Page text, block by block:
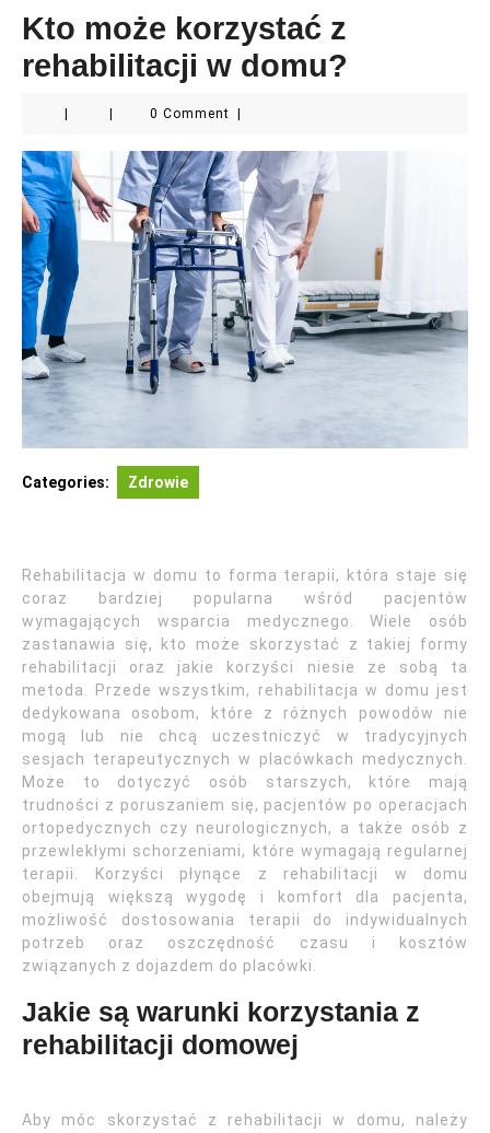
Kto może korzystać z
rehabilitacji w domu?
0 Comment
Categories: Zdrowie
Rehabilitacja w domu to forma terapii, która staje się
coraz bardziej popularna wśród pacjentów
wymagających wsparcia medycznego. Wiele osób
zastanawia się, kto może skorzystać z takiej formy
rehabilitacji oraz jakie korzyści niesie ze sobą ta
metoda. Przede wszystkim, rehabilitacja w domu jest
dedykowana osobom, które z różnych powodów nie
mogą lub nie chcą uczestniczyć w tradycyjnych
sesjach terapeutycznych w placówkach medycznych.
Może to dotyczyć osób starszych, które mają
trudności z poruszaniem się, pacjentów po operacjach
ortopedycznych czy neurologicznych, a także osób z
przewlekłymi schorzeniami, które wymagają regularnej
terapii. Korzyści płynące z rehabilitacji w domu
obejmują większą wygodę i komfort dla pacjenta,
możliwość dostosowania terapii do indywidualnych
potrzeb oraz oszczędność czasu i kosztów
związanych z dojazdem do placówki.
Jakie są warunki korzystania z
rehabilitacji domowej
Aby móc skorzystać z rehabilitacji w domu, należy